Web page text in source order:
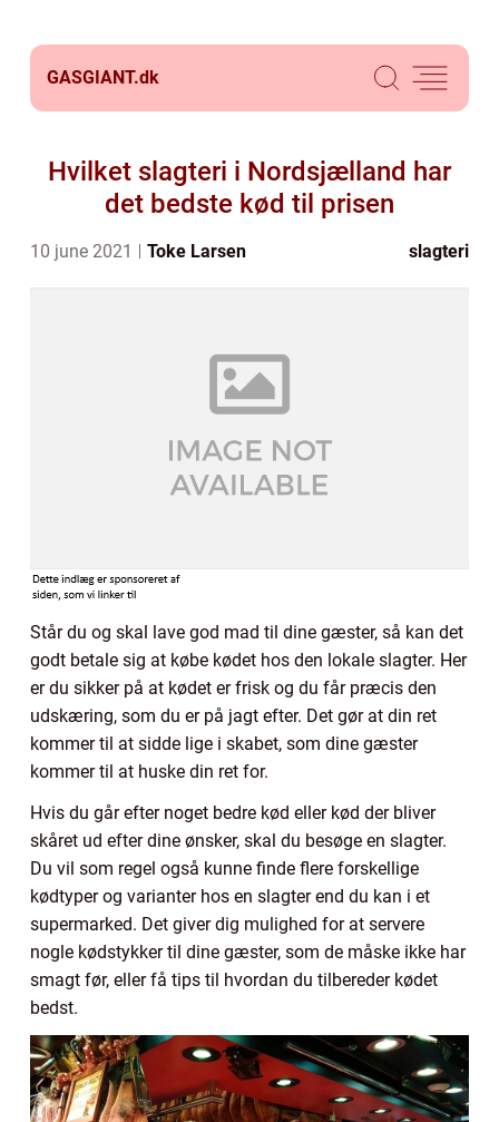
GASGIANT.dk
Hvilket slagteri i Nordsjælland har
det bedste kød til prisen
10 june 2021 Toke Larsen slagteri
Står du og skal lave god mad til dine gæster, så kan det
godt betale sig at købe kødet hos den lokale slagter. Her
er du sikker på at kødet er frisk og du får præcis den
udskæring, som du er på jagt efter. Det gør at din ret
kommer til at sidde lige i skabet, som dine gæster
kommer til at huske din ret for.
Hvis du går efter noget bedre kød eller kød der bliver
skåret ud efter dine ønsker, skal du besøge en slagter.
Du vil som regel også kunne finde flere forskellige
kødtyper og varianter hos en slagter end du kan i et
supermarked. Det giver dig mulighed for at servere
nogle kødstykker til dine gæster, som de måske ikke har
smagt før, eller få tips til hvordan du tilbereder kødet
bedst.